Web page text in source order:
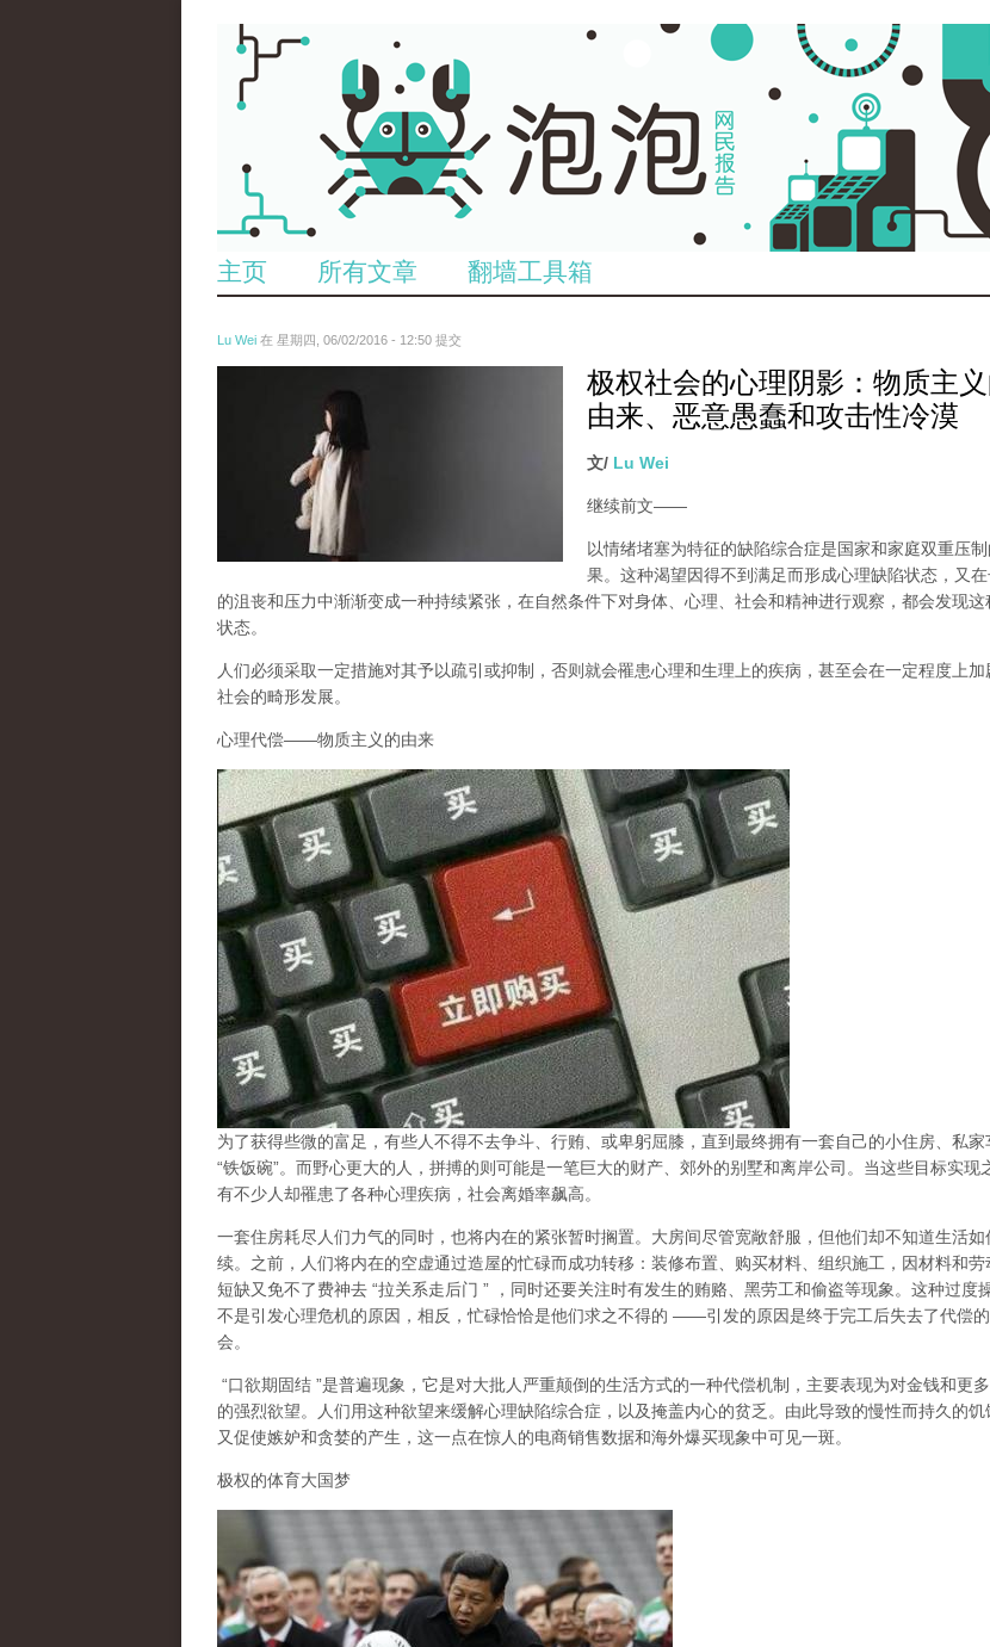
主页 所有文章 翻墙工具箱
Lu Wei 在 星期四, 06/02/2016 - 12:50 提交
极权社会的心理阴影：物质主
由来、恶意愚蠢和攻击性冷漠
文/ Lu Wei
继续前文——
以情绪堵塞为特征的缺陷综合症是国家和家庭双重压
果。这种渴望因得不到满足而形成心理缺陷状态，又在
的沮丧和压力中渐渐变成一种持续紧张，在自然条件下对身体、心理、社会和精神进行观察，都会发现这
状态。
人们必须采取一定措施对其予以疏引或抑制，否则就会罹患心理和生理上的疾病，甚至会在一定程度上加
社会的畸形发展。
心理代偿——物质主义的由来
为了获得些微的富足，有些人不得不去争斗、行贿、或卑躬屈膝，直到最终拥有一套自己的小住房、私家
“铁饭碗”。而野心更大的人，拼搏的则可能是一笔巨大的财产、郊外的别墅和离岸公司。当这些目标实现
有不少人却罹患了各种心理疾病，社会离婚率飙高。
一套住房耗尽人们力气的同时，也将内在的紧张暂时搁置。大房间尽管宽敞舒服，但他们却不知道生活如
续。之前，人们将内在的空虚通过造屋的忙碌而成功转移：装修布置、购买材料、组织施工，因材料和劳
短缺又免不了费神去 “拉关系走后门 ”
，同时还要关注时有发生的贿赂、黑劳工和偷盗等现象。这种过度
不是引发心理危机的原因，相反，忙碌恰恰是他们求之不得的 ——引发的原因是终于完工后失去了代偿
会。
“口欲期固结 ”是普遍现象，它是对大批人严重颠倒的生活方式的一种代偿机制，主要表现为对金钱和更
的强烈欲望。人们用这种欲望来缓解心理缺陷综合症，以及掩盖内心的贫乏。由此导致的慢性而持久的饥
又促使嫉妒和贪婪的产生，这一点在惊人的电商销售数据和海外爆买现象中可见一斑。
极权的体育大国梦